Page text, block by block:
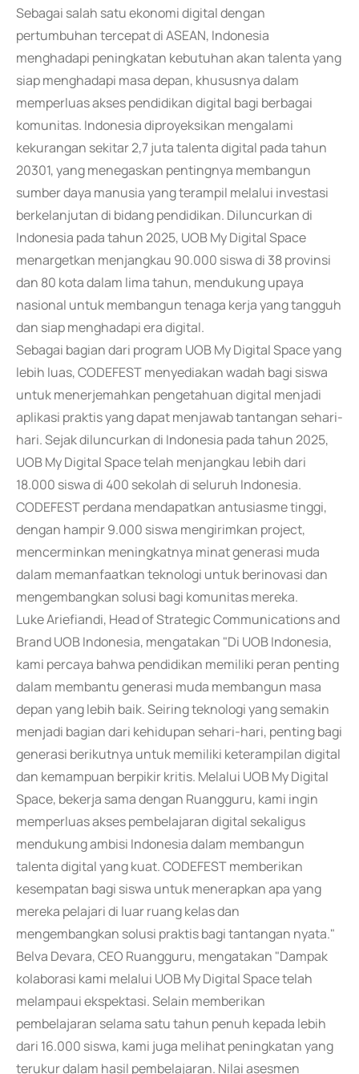
Sebagai salah satu ekonomi digital dengan
pertumbuhan tercepat di ASEAN, Indonesia
menghadapi peningkatan kebutuhan akan talenta yang
siap menghadapi masa depan, khususnya dalam
memperluas akses pendidikan digital bagi berbagai
komunitas. Indonesia diproyeksikan mengalami
kekurangan sekitar 2,7 juta talenta digital pada tahun
20301, yang menegaskan pentingnya membangun
sumber daya manusia yang terampil melalui investasi
berkelanjutan di bidang pendidikan. Diluncurkan di
Indonesia pada tahun 2025, UOB My Digital Space
menargetkan menjangkau 90.000 siswa di 38 provinsi
dan 80 kota dalam lima tahun, mendukung upaya
nasional untuk membangun tenaga kerja yang tangguh
dan siap menghadapi era digital.
Sebagai bagian dari program UOB My Digital Space yang
lebih luas, CODEFEST menyediakan wadah bagi siswa
untuk menerjemahkan pengetahuan digital menjadi
aplikasi praktis yang dapat menjawab tantangan sehari-
hari. Sejak diluncurkan di Indonesia pada tahun 2025,
UOB My Digital Space telah menjangkau lebih dari
18.000 siswa di 400 sekolah di seluruh Indonesia.
CODEFEST perdana mendapatkan antusiasme tinggi,
dengan hampir 9.000 siswa mengirimkan project,
mencerminkan meningkatnya minat generasi muda
dalam memanfaatkan teknologi untuk berinovasi dan
mengembangkan solusi bagi komunitas mereka.
Luke Ariefiandi, Head of Strategic Communications and
Brand UOB Indonesia, mengatakan "Di UOB Indonesia,
kami percaya bahwa pendidikan memiliki peran penting
dalam membantu generasi muda membangun masa
depan yang lebih baik. Seiring teknologi yang semakin
menjadi bagian dari kehidupan sehari-hari, penting bagi
generasi berikutnya untuk memiliki keterampilan digital
dan kemampuan berpikir kritis. Melalui UOB My Digital
Space, bekerja sama dengan Ruangguru, kami ingin
memperluas akses pembelajaran digital sekaligus
mendukung ambisi Indonesia dalam membangun
talenta digital yang kuat. CODEFEST memberikan
kesempatan bagi siswa untuk menerapkan apa yang
mereka pelajari di luar ruang kelas dan
mengembangkan solusi praktis bagi tantangan nyata."
Belva Devara, CEO Ruangguru, mengatakan "Dampak
kolaborasi kami melalui UOB My Digital Space telah
melampaui ekspektasi. Selain memberikan
pembelajaran selama satu tahun penuh kepada lebih
dari 16.000 siswa, kami juga melihat peningkatan yang
terukur dalam hasil pembelajaran. Nilai asesmen